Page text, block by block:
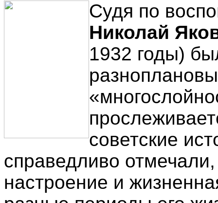
Судя по
Николай
1932 годы)
советские
справедливо
настроение и